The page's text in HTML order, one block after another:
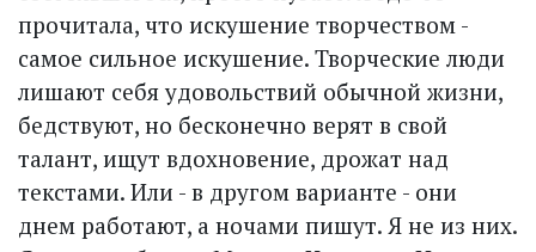
прочитала, что искушение творчеством -
самое сильное искушение. Творческие люди
лишают себя удовольствий обычной жизни,
бедствуют, но бесконечно верят в свой
талант, ищут вдохновение, дрожат над
текстами. Или - в другом варианте - они
днем работают, а ночами пишут. Я не из них.